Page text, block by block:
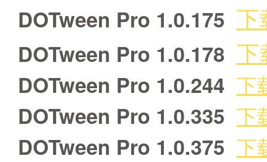
DOTween Pro 1.0.175 下
DOTween Pro 1.0.178 下
DOTween Pro 1.0.244 下
DOTween Pro 1.0.335 下
DOTween Pro 1.0.375 下